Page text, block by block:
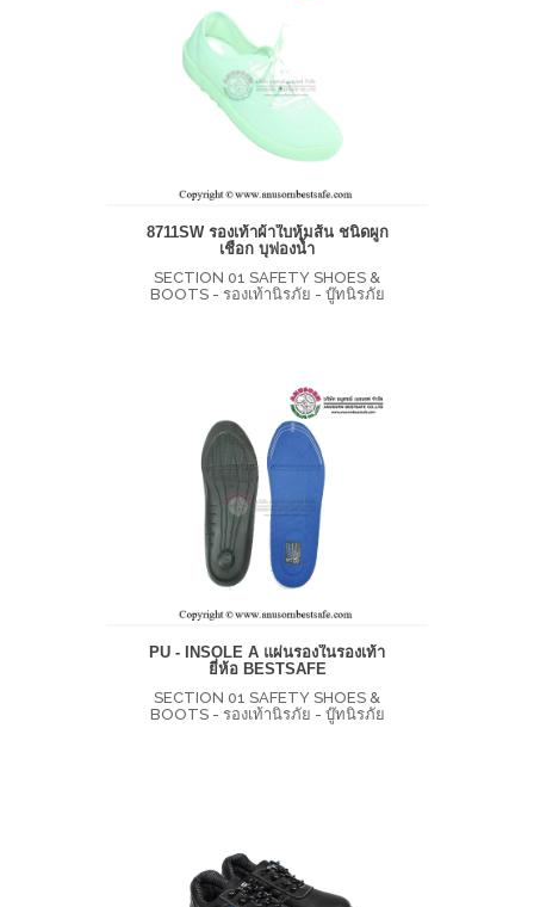
8711SW รองเท้าผ้าใบหุ้มส้น ชนิดผูก
เชือก บุฟองน้ำ
SECTION 01 SAFETY SHOES &
BOOTS - รองเท้านิรภัย - บู๊ทนิรภัย
PU - INSOLE A แผ่นรองในรองเท้า
ยี่ห้อ BESTSAFE
SECTION 01 SAFETY SHOES &
BOOTS - รองเท้านิรภัย - บู๊ทนิรภัย